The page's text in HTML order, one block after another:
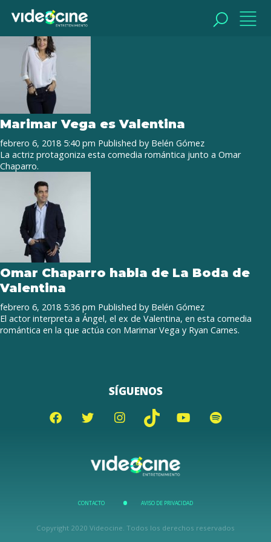
Tag Archive: Save The Date
Marimar Vega es Valentina
febrero 6, 2018 5:40 pm Published by Belén Gómez
La actriz protagoniza esta comedia romántica junto a Omar
Chaparro.
Omar Chaparro habla de La Boda de
Valentina
febrero 6, 2018 5:36 pm Published by Belén Gómez
El actor interpreta a Ángel, el ex de Valentina, en esta comedia
romántica en la que actúa con Marimar Vega y Ryan Carnes.
SÍGUENOS
CONTACTO AVISO DE PRIVACIDAD
Copyright 2020 Videocine. Todos los derechos reservados